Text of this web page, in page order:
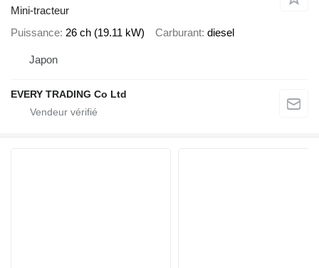
Mini-tracteur
Puissance 26 ch (19.11 kW) Carburant diesel
Japon
EVERY TRADING Co Ltd